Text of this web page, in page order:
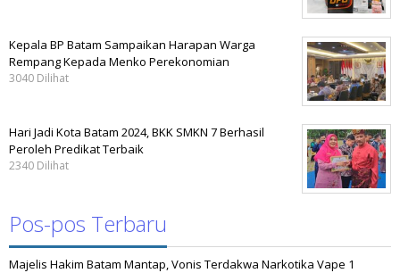
Kepala BP Batam Sampaikan Harapan Warga
Rempang Kepada Menko Perekonomian
3040 Dilihat
Hari Jadi Kota Batam 2024, BKK SMKN 7 Berhasil
Peroleh Predikat Terbaik
2340 Dilihat
Pos-pos Terbaru
Majelis Hakim Batam Mantap, Vonis Terdakwa Narkotika Vape 1